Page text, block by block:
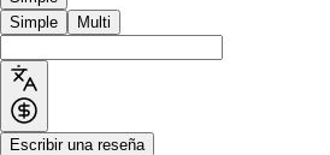
Simple
Multi
Escribir una reseña